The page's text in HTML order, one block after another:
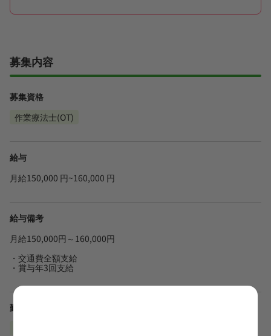
募集内容
募集資格
作業療法士(OT)
給与
月給150,000 円~160,000 円
給与備考
月給150,000円～160,000円
・交通費全額支給
・賞与年3回支給
勤務地